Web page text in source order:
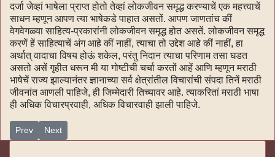
दर्जा जेव्हां भाषेला प्राप्त होतो तेव्हां लोकजीवन समृद्ध करण्याचें एक महत्त्वाचें
साधन म्हणून आपण त्या भाषेकडे पाहात असतों. आपण जाणतांच कीं
वेगवेगळ्या साहित्य-प्रकारांनी लोकजीवन समृद्ध होत असतें. लोकजीवन समृद्ध
करणें हें साहित्याचें अंग आहे कीं नाहीं, त्याचा तो उद्देश आहे कीं नाहीं, हा
अर्थात् वादाचा विषय होऊं शकेल, परंतु निदान त्याचा परिणाम तसा घडत
असतो असें गृहीत धरून मी या गोष्टीची चर्चा करतों आहें आणि म्हणून मराठी
भाषेचें राज्य झाल्यानंतर ज्ञानाच्या सर्व क्षेत्रांतील विचारांची संपदा तिनें मराठी
जीवनांत आणली पाहिजे, ही जिम्मेदारी तिच्यावर आहे. त्याकरितां मराठी भाषा
ही अधिक विचारप्रवाही, अधिक विचारवाही झाली पाहिजे.
Previous article: सह्याद्रीचे वारे - १५६
Prev Next article: सह्याद्रीचे वारे - १५४
Next